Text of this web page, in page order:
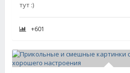
тут :)
+601